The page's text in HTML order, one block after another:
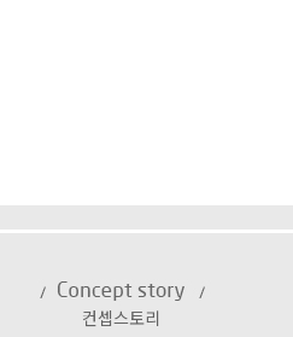
컨셉스토리